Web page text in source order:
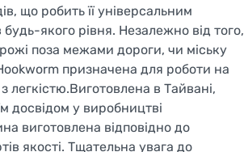
що робить її універсальним
будь-якого рівня. Незалежно від того,
поза межами дороги, чи міську
призначена для роботи на
легкістю.Виготовлена в Тайвані,
досвідом у виробництві
виготовлена відповідно до
якості. Тщательна увага до